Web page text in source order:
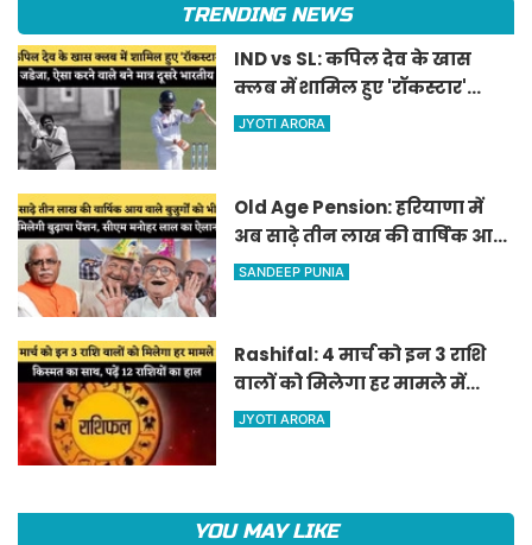
TRENDING NEWS
IND vs SL: कपिल देव के खास
क्लब में शामिल हुए 'रॉकस्टार'
जडेजा, ऐसा करने वाले बने मात्र
JYOTI ARORA
Old Age Pension: हरियाणा में
अब साढ़े तीन लाख की वार्षिक आय
वाले बुजुर्गों को भी मिलेगी बुढ़ापा
SANDEEP PUNIA
Rashifal: 4 मार्च को इन 3 राशि
वालों को मिलेगा हर मामले में
किस्मत का साथ, पढ़ें 12 राशियों का
JYOTI ARORA
YOU MAY LIKE